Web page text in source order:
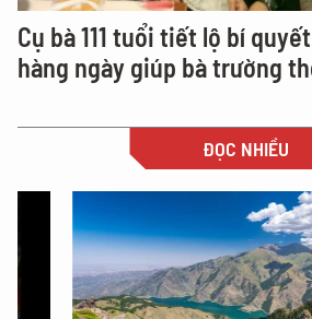
Cụ bà 111 tuổi tiết lộ bí
hàng ngày giúp bà trường
ĐỌC NHIỀU